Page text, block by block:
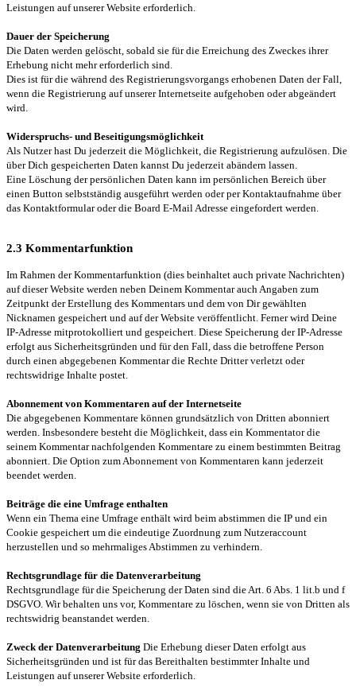
Leistungen auf unserer Website erforderlich.
Dauer der Speicherung
Die Daten werden gelöscht, sobald sie für die Erreichung des Zweckes ihrer
Erhebung nicht mehr erforderlich sind.
Dies ist für die während des Registrierungsvorgangs erhobenen Daten der Fall,
wenn die Registrierung auf unserer Internetseite aufgehoben oder abgeändert
wird.
Widerspruchs- und Beseitigungsmöglichkeit
Als Nutzer hast Du jederzeit die Möglichkeit, die Registrierung aufzulösen. Die
über Dich gespeicherten Daten kannst Du jederzeit abändern lassen.
Eine Löschung der persönlichen Daten kann im persönlichen Bereich über
einen Button selbstständig ausgeführt werden oder per Kontaktaufnahme über
das Kontaktformular oder die Board E-Mail Adresse eingefordert werden.
2.3 Kommentarfunktion
Im Rahmen der Kommentarfunktion (dies beinhaltet auch private Nachrichten)
auf dieser Website werden neben Deinem Kommentar auch Angaben zum
Zeitpunkt der Erstellung des Kommentars und dem von Dir gewählten
Nicknamen gespeichert und auf der Website veröffentlicht. Ferner wird Deine
IP-Adresse mitprotokolliert und gespeichert. Diese Speicherung der IP-Adresse
erfolgt aus Sicherheitsgründen und für den Fall, dass die betroffene Person
durch einen abgegebenen Kommentar die Rechte Dritter verletzt oder
rechtswidrige Inhalte postet.
Abonnement von Kommentaren auf der Internetseite
Die abgegebenen Kommentare können grundsätzlich von Dritten abonniert
werden. Insbesondere besteht die Möglichkeit, dass ein Kommentator die
seinem Kommentar nachfolgenden Kommentare zu einem bestimmten Beitrag
abonniert. Die Option zum Abonnement von Kommentaren kann jederzeit
beendet werden.
Beiträge die eine Umfrage enthalten
Wenn ein Thema eine Umfrage enthält wird beim abstimmen die IP und ein
Cookie gespeichert um die eindeutige Zuordnung zum Nutzeraccount
herzustellen und so mehrmaliges Abstimmen zu verhindern.
Rechtsgrundlage für die Datenverarbeitung
Rechtsgrundlage für die Speicherung der Daten sind die Art. 6 Abs. 1 lit.b und f
DSGVO. Wir behalten uns vor, Kommentare zu löschen, wenn sie von Dritten als
rechtswidrig beanstandet werden.
Zweck der Datenverarbeitung Die Erhebung dieser Daten erfolgt aus
Sicherheitsgründen und ist für das Bereithalten bestimmter Inhalte und
Leistungen auf unserer Website erforderlich.